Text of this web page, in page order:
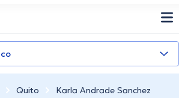
Quito Karla Andrade Sanchez